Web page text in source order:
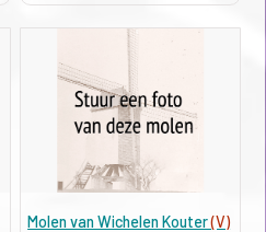
Molen van Wichelen Kouter(V)